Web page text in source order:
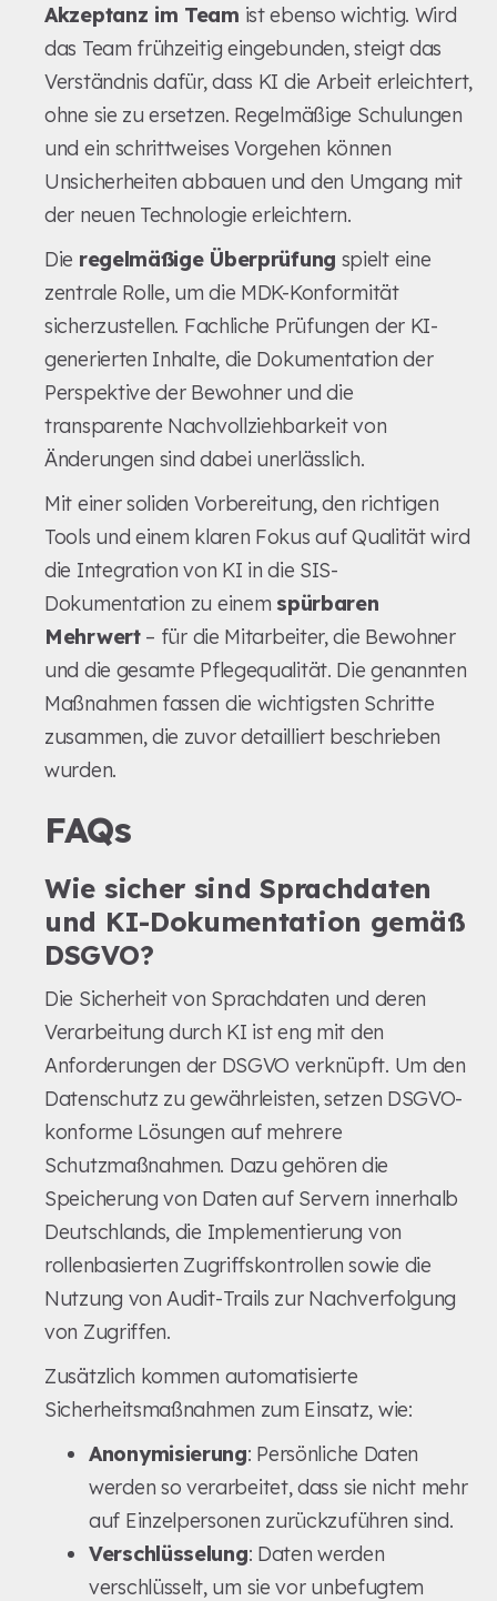
Akzeptanz im Team ist ebenso wichtig. Wird
das Team frühzeitig eingebunden, steigt das
Verständnis dafür, dass KI die Arbeit erleichtert,
ohne sie zu ersetzen. Regelmäßige Schulungen
und ein schrittweises Vorgehen können
Unsicherheiten abbauen und den Umgang mit
der neuen Technologie erleichtern.
Die regelmäßige Überprüfung spielt eine
zentrale Rolle, um die MDK-Konformität
sicherzustellen. Fachliche Prüfungen der KI-
generierten Inhalte, die Dokumentation der
Perspektive der Bewohner und die
transparente Nachvollziehbarkeit von
Änderungen sind dabei unerlässlich.
Mit einer soliden Vorbereitung, den richtigen
Tools und einem klaren Fokus auf Qualität wird
die Integration von KI in die SIS-
Dokumentation zu einem spürbaren
Mehrwert– für die Mitarbeiter, die Bewohner
und die gesamte Pflegequalität. Die genannten
Maßnahmen fassen die wichtigsten Schritte
zusammen, die zuvor detailliert beschrieben
wurden.
FAQs
Wie sicher sind Sprachdaten
und KI-Dokumentation gemäß
DSGVO?
Die Sicherheit von Sprachdaten und deren
Verarbeitung durch KI ist eng mit den
Anforderungen der DSGVO verknüpft. Um den
Datenschutz zu gewährleisten, setzen DSGVO-
konforme Lösungen auf mehrere
Schutzmaßnahmen. Dazu gehören die
Speicherung von Daten auf Servern innerhalb
Deutschlands, die Implementierung von
rollenbasierten Zugriffskontrollen sowie die
Nutzung von Audit-Trails zur Nachverfolgung
von Zugriffen.
Zusätzlich kommen automatisierte
Sicherheitsmaßnahmen zum Einsatz, wie:
Anonymisierung: Persönliche Daten
werden so verarbeitet, dass sie nicht mehr
auf Einzelpersonen zurückzuführen sind.
Verschlüsselung: Daten werden
verschlüsselt, um sie vor unbefugtem